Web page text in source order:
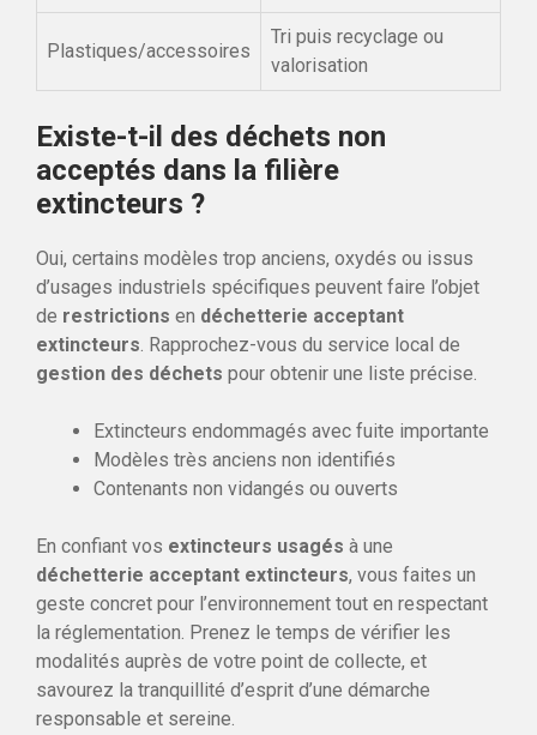
Plastiques/accessoires
Tri puis recyclage ou
valorisation
Existe-t-il des déchets non
acceptés dans la filière
extincteurs ?
Oui, certains modèles trop anciens, oxydés ou issus
d’usages industriels spécifiques peuvent faire l’objet
de restrictions en déchetterie acceptant
extincteurs. Rapprochez-vous du service local de
gestion des déchets pour obtenir une liste précise.
Extincteurs endommagés avec fuite importante
Modèles très anciens non identifiés
Contenants non vidangés ou ouverts
En confiant vos extincteurs usagés à une
déchetterie acceptant extincteurs, vous faites un
geste concret pour l’environnement tout en respectant
la réglementation. Prenez le temps de vérifier les
modalités auprès de votre point de collecte, et
savourez la tranquillité d’esprit d’une démarche
responsable et sereine.